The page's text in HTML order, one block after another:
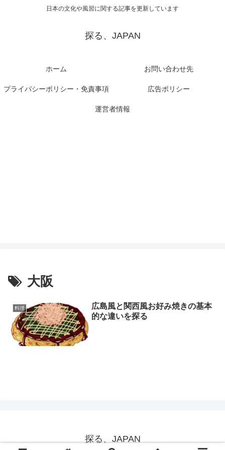
日本の文化や風習に関する記事を更新しています
探る、JAPAN
ホーム お問い合わせ先
プライバシーポリシー・免責事項 広告ポリシー
運営者情報
大阪
料理
広島風と関西風お好み焼きの基本
的な違いを探る
探る、JAPAN